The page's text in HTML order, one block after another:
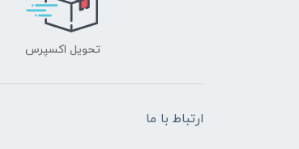
تحویل اکسپرس
ارتباط با ما